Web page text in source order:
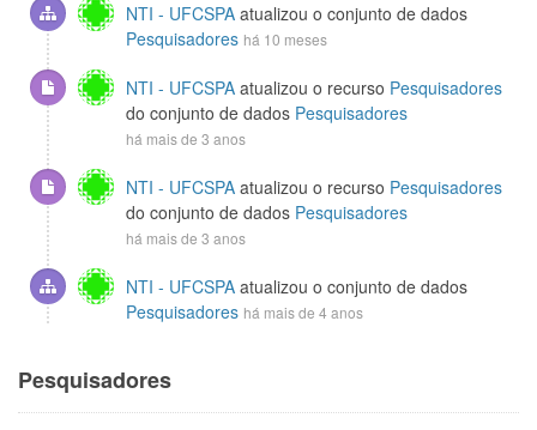
NTI - UFCSPA atualizou o conjunto de dados
Pesquisadores há 10 meses
NTI - UFCSPA atualizou o recurso Pesquisadores
do conjunto de dados Pesquisadores
há mais de 3 anos
NTI - UFCSPA atualizou o recurso Pesquisadores
do conjunto de dados Pesquisadores
há mais de 3 anos
NTI - UFCSPA atualizou o conjunto de dados
Pesquisadores há mais de 4 anos
Pesquisadores